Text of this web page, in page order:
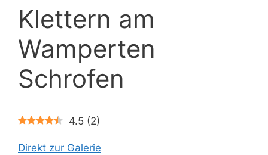
Klettern am
Wamperten
Schrofen
4.5 (2)
Direkt zur Galerie